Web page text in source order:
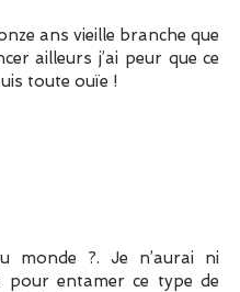
ans vieille branche que
ailleurs j’ai peur que ce
toute ouïe !
monde ?. Je n’aurai ni
pour entamer ce type de